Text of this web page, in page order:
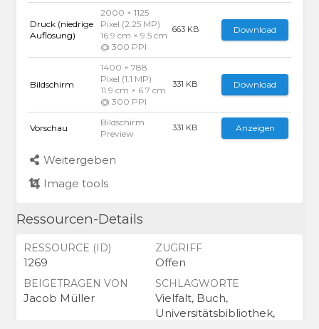
Druck (niedrige
Auflösung)
2000 × 1125
Pixel (2.25 MP)
16.9 cm × 9.5 cm
@ 300 PPI
663 KB Download
Bildschirm
1400 × 788
Pixel (1.1 MP)
11.9 cm × 6.7 cm
@ 300 PPI
331 KB Download
Vorschau
Bildschirm
Preview
331 KB Anzeigen
Weitergeben
Image tools
Ressourcen-Details
RESSOURCE (ID)
1269
ZUGRIFF
Offen
BEIGETRAGEN VON
Jacob Müller
SCHLAGWORTE
Vielfalt, Buch,
Universitätsbibliothek,